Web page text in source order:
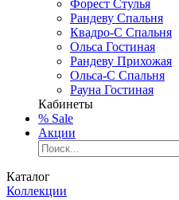
Форест Стулья
Рандеву Спальня
Квадро-С Спальня
Ольса Гостиная
Рандеву Прихожая
Ольса-С Спальня
Рауна Гостиная
Кабинеты
% Sale
Акции
Каталог
Коллекции